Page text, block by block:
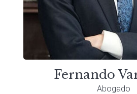
Fernando
Abogado